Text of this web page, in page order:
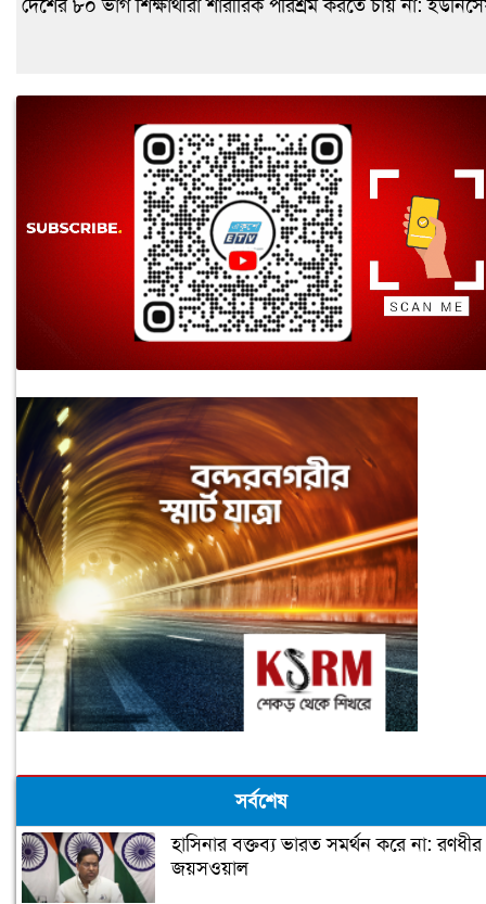
সর্বশেষ
হাসিনার বক্তব্য ভারত সমর্থন করে না: রণধীর
জয়সওয়াল